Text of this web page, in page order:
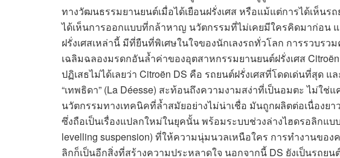
ทางวัฒนธรรมยานยนต์เมื่อได้เยือนฝรั่งเศส หรือแม้แต่การได้เห็นร
ได้เห็นการออกแบบที่กล้าหาญ นวัตกรรมที่ไม่เคยมีใครคิดมาก่อน
ฝรั่งเศสเหล่านี้ มีที่ยืนที่พิเศษในใจของนักเลงรถทั่วโลก การรวบร
เฉลิมฉลองมรดกอันล้ำค่าของอุตสาหกรรมยานยนต์ฝรั่งเศส
ปฏิเสธไม่ได้เลยว่า Citroën DS คือ รถยนต์ฝรั่งเศสที่โดดเด่นที่สุด
“เทพธิดา” (La Déesse) สะท้อนถึงความงามสง่าที่เป็นอมตะ ไม่ใ
นวัตกรรมทางเทคนิคที่ล้ำสมัยอย่างไม่น่าเชื่อ มันถูกผลิตต่อเนื่องย
ซึ่งถือเป็นเรื่องแปลกใหม่ในยุคนั้น พร้อมระบบช่วงล่างไฮดรอลิกแบ
levelling suspension) ที่ให้ความนุ่มนวลเหนือใคร การทำงานของ
ลิกก็เป็นอีกสิ่งที่สร้างความประหลาดใจ นอกจากนี้ DS ยังเป็นรถ